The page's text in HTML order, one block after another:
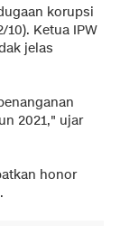
korupsi
10). Ketua IPW
jelas
2021," ujar
honor